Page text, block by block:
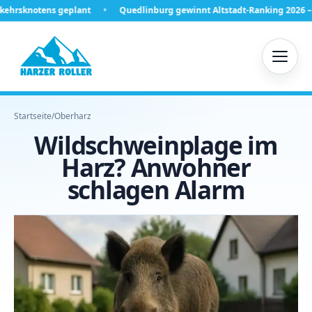
Quedlinburg gewinnt Altstadt-Ranking 2026 – was hinter Platz eins
Startseite/Oberharz
Wildschweinplage im
Harz? Anwohner
schlagen Alarm